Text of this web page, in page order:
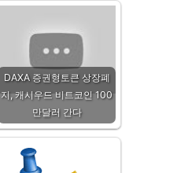
DAXA 증권형토큰 상장폐
지, 캐시우드 비트코인 100
만달러 간다